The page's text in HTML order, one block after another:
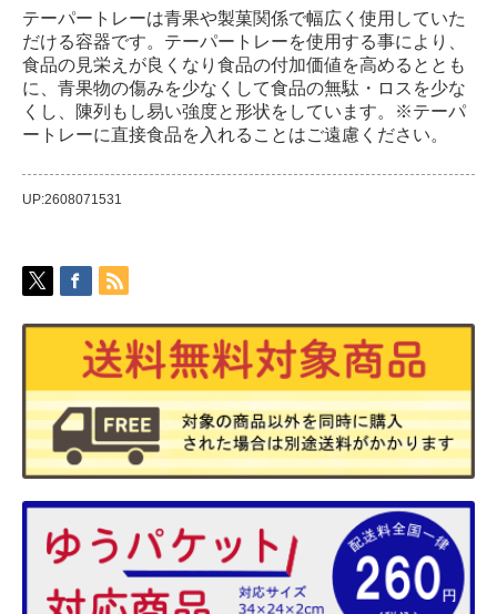
テーパートレーは青果や製菓関係で幅広く使用していた
だける容器です。テーパートレーを使用する事により、
食品の見栄えが良くなり食品の付加価値を高めるととも
に、青果物の傷みを少なくして食品の無駄・ロスを少な
くし、陳列もし易い強度と形状をしています。※テーパ
ートレーに直接食品を入れることはご遠慮ください。
UP:2608071531